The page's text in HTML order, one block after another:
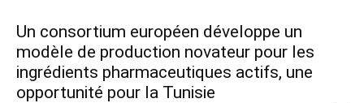
Un consortium européen développe un
modèle de production novateur pour les
ingrédients pharmaceutiques actifs, une
opportunité pour la Tunisie